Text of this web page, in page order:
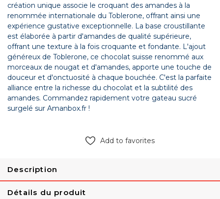
création unique associe le croquant des amandes à la
renommée internationale du Toblerone, offrant ainsi une
expérience gustative exceptionnelle. La base croustillante
est élaborée à partir d'amandes de qualité supérieure,
offrant une texture à la fois croquante et fondante. L'ajout
généreux de Toblerone, ce chocolat suisse renommé aux
morceaux de nougat et d'amandes, apporte une touche de
douceur et d'onctuosité à chaque bouchée. C'est la parfaite
alliance entre la richesse du chocolat et la subtilité des
amandes. Commandez rapidement votre gateau sucré
surgelé sur Amanbox.fr !
Add to favorites
Description
Détails du produit